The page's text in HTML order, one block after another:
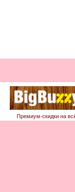
Премиум-скидки на